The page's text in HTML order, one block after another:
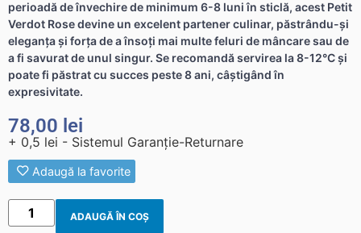
perioadă de învechire de minimum 6-8 luni în sticlă, acest Petit
Verdot Rose devine un excelent partener culinar, păstrându-și
eleganța și forța de a însoți mai multe feluri de mâncare sau de
a fi savurat de unul singur. Se recomandă servirea la 8-12°C și
poate fi păstrat cu succes peste 8 ani, câștigând în
expresivitate.
78,00 lei
+ 0,5 lei - Sistemul Garanție-Returnare
Adaugă la favorite
ADAUGĂ ÎN COȘ